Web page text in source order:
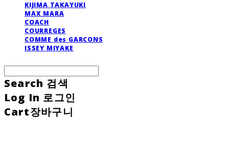
KIJIMA TAKAYUKI
MAX MARA
COACH
COURREGES
COMME des GARCONS
ISSEY MIYAKE
Search 검색
Log In 로그인
Cart장바구니